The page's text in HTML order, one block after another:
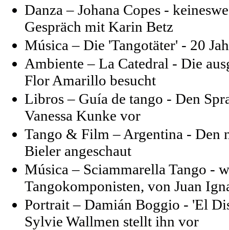
Danza – Johana Copes -
Gespräch mit Karin Betz
Música – Die 'Tangotäter' - 20
Ambiente – La Catedral - Die
Flor Amarillo besucht
Libros – Guía de tango - Den
Vanessa Kunke vor
Tango & Film – Argentina - Den
Bieler angeschaut
Música – Sciammarella Tango -
Tangokomponisten, von Juan
Portrait – Damián Boggio - 'El
Sylvie Wallmen stellt ihn vor